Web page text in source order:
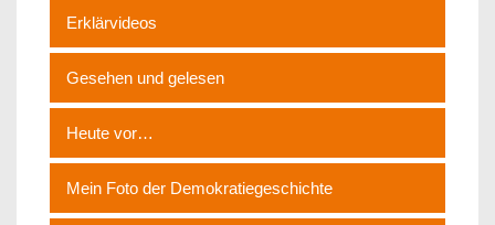
Erklärvideos
Gesehen und gelesen
Heute vor…
Mein Foto der Demokratiegeschichte